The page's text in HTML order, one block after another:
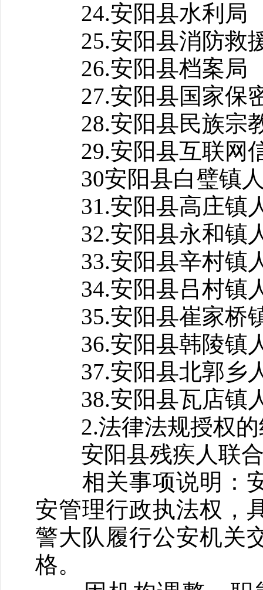
24.安阳县水利局
25.安阳县消防救
26.安阳县档案局
27.安阳县国家保
28.安阳县民族宗
29.安阳县互联网
30安阳县白璧镇人
31.安阳县高庄镇
32.安阳县永和镇
33.安阳县辛村镇
34.安阳县吕村镇
35.安阳县崔家桥
36.安阳县韩陵镇
37.安阳县北郭乡
38.安阳县瓦店镇
2.法律法规授权的
安阳县残疾人联
相关事项说明：安
安管理行政执法权，
警大队履行公安机关
格。